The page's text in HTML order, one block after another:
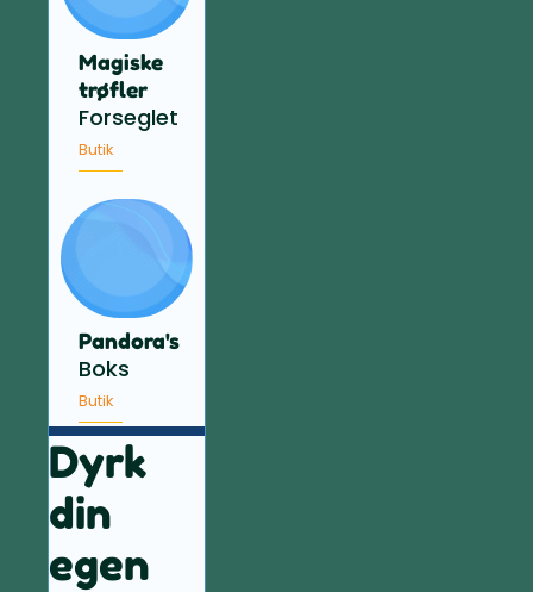
Magiske
trøfler
Forseglet
Butik
Pandora's
Boks
Butik
Dyrk
din
egen